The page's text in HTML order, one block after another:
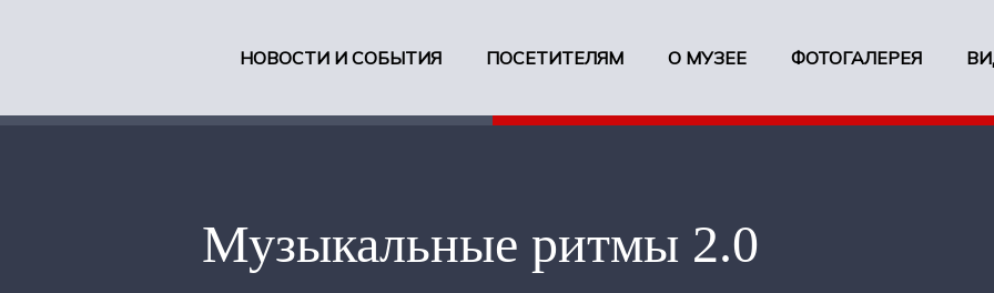
НОВОСТИ И СОБЫТИЯ ПОСЕТИТЕЛЯМ О МУЗЕЕ ФОТОГАЛЕРЕЯ
Музыкальные ритмы 2.0